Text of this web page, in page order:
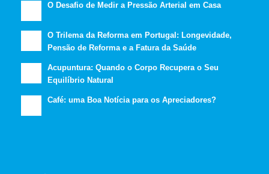
O Desafio de Medir a Pressão Arterial em Casa
O Trilema da Reforma em Portugal: Longevidade,
Pensão de Reforma e a Fatura da Saúde
Acupuntura: Quando o Corpo Recupera o Seu
Equilíbrio Natural
Café: uma Boa Notícia para os Apreciadores?